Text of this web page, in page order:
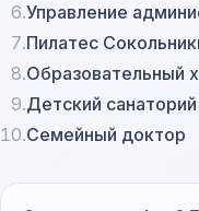
6.Управление
7.Пилатес
8.Образовательный
9.Детский
10.Семейный доктор